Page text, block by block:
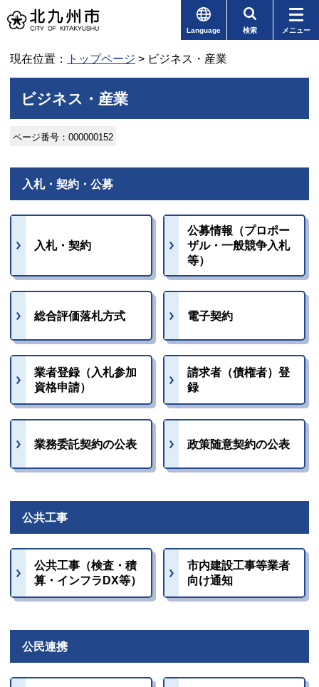
Language 検索 メニュー
現在位置： トップページ > ビジネス・産業
ビジネス・産業
ページ番号：000000152
入札・契約・公募
入札・契約
公募情報（プロポー
ザル・一般競争入札
等）
総合評価落札方式 電子契約
業者登録（入札参加
資格申請）
請求者（債権者）登
録
業務委託契約の公表 政策随意契約の公表
公共工事
公共工事（検査・積
算・インフラDX等）
市内建設工事等業者
向け通知
公民連携